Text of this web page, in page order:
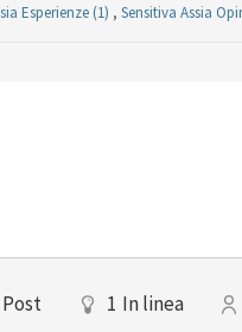
Esperienze (1) , Sensitiva Assia
Post 1 In linea